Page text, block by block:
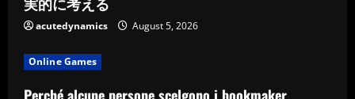
d
i
n
acutedynamics August 5, 2026
Online Games